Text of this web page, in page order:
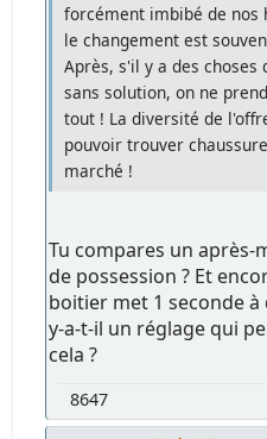
forcément imbibé de nos
le changement est
Après, s'il y a des
sans solution, on ne
tout ! La diversité de
pouvoir trouver
marché !
Tu compares un après-
de possession ? Et
boitier met 1 seconde
y-a-t-il un réglage qui
cela ?
8647